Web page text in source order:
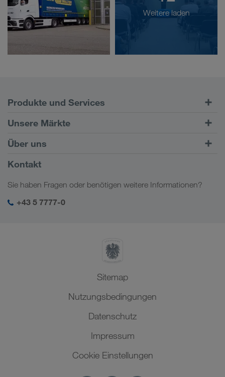
Weitere laden
Produkte und Services
Straßentransporte
Kundenportal CONNECT
Digitale Lösungen
Branchenlösungen
Unsere Märkte
Europa
Kaukasus
Zentralasien
Naher Osten
Über uns
Firmeninformation
Soziale Verantwortung
SHEQ-Management
Kontakt
Sie haben Fragen oder benötigen weitere Informationen?
+43 5 7777-0
Sitemap
Nutzungsbedingungen
Datenschutz
Impressum
Cookie Einstellungen